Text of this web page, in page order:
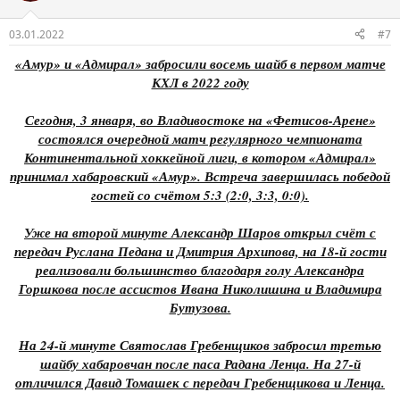
03.01.2022 #7
«Амур» и «Адмирал» забросили восемь шайб в первом матче
КХЛ в 2022 году
Сегодня, 3 января, во Владивостоке на «Фетисов-Арене»
состоялся очередной матч регулярного чемпионата
Континентальной хоккейной лиги, в котором «Адмирал»
принимал хабаровский «Амур». Встреча завершилась победой
гостей со счётом 5:3 (2:0, 3:3, 0:0).
Уже на второй минуте Александр Шаров открыл счёт с
передач Руслана Педана и Дмитрия Архипова, на 18-й гости
реализовали большинство благодаря голу Александра
Горшкова после ассистов Ивана Николишина и Владимира
Бутузова.
На 24-й минуте Святослав Гребенщиков забросил третью
шайбу хабаровчан после паса Радана Ленца. На 27-й
отличился Давид Томашек с передач Гребенщикова и Ленца.